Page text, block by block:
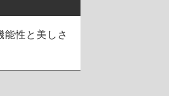
性と美しさ